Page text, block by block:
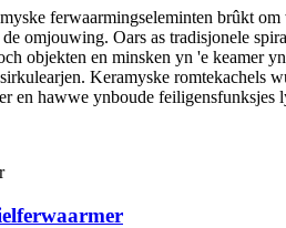
ferwaarmingseleminten brûkt
omjouwing. Oars as tradisjonele
objekten en minsken yn 'e keamer
Keramyske romtekachels
en hawwe ynboude